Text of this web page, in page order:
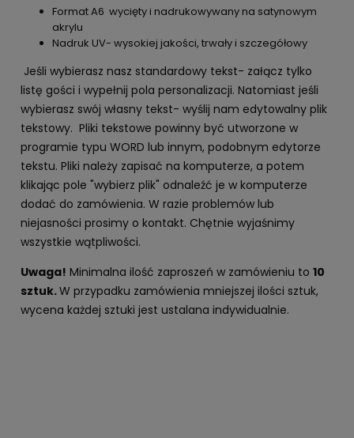
Format A6 wycięty i nadrukowywany na satynowym
akrylu
Nadruk UV- wysokiej jakości, trwały i szczegółowy
Jeśli wybierasz nasz standardowy tekst- załącz tylko
listę gości i wypełnij pola personalizacji. Natomiast jeśli
wybierasz swój własny tekst- wyślij nam edytowalny plik
tekstowy. Pliki tekstowe powinny być utworzone w
programie typu WORD lub innym, podobnym edytorze
tekstu. Pliki należy zapisać na komputerze, a potem
klikając pole "wybierz plik" odnaleźć je w komputerze
dodać do zamówienia. W razie problemów lub
niejasności prosimy o kontakt. Chętnie wyjaśnimy
wszystkie wątpliwości.
Uwaga! Minimalna ilość zaproszeń w zamówieniu to 10
sztuk.W przypadku zamówienia mniejszej ilości sztuk,
wycena każdej sztuki jest ustalana indywidualnie.